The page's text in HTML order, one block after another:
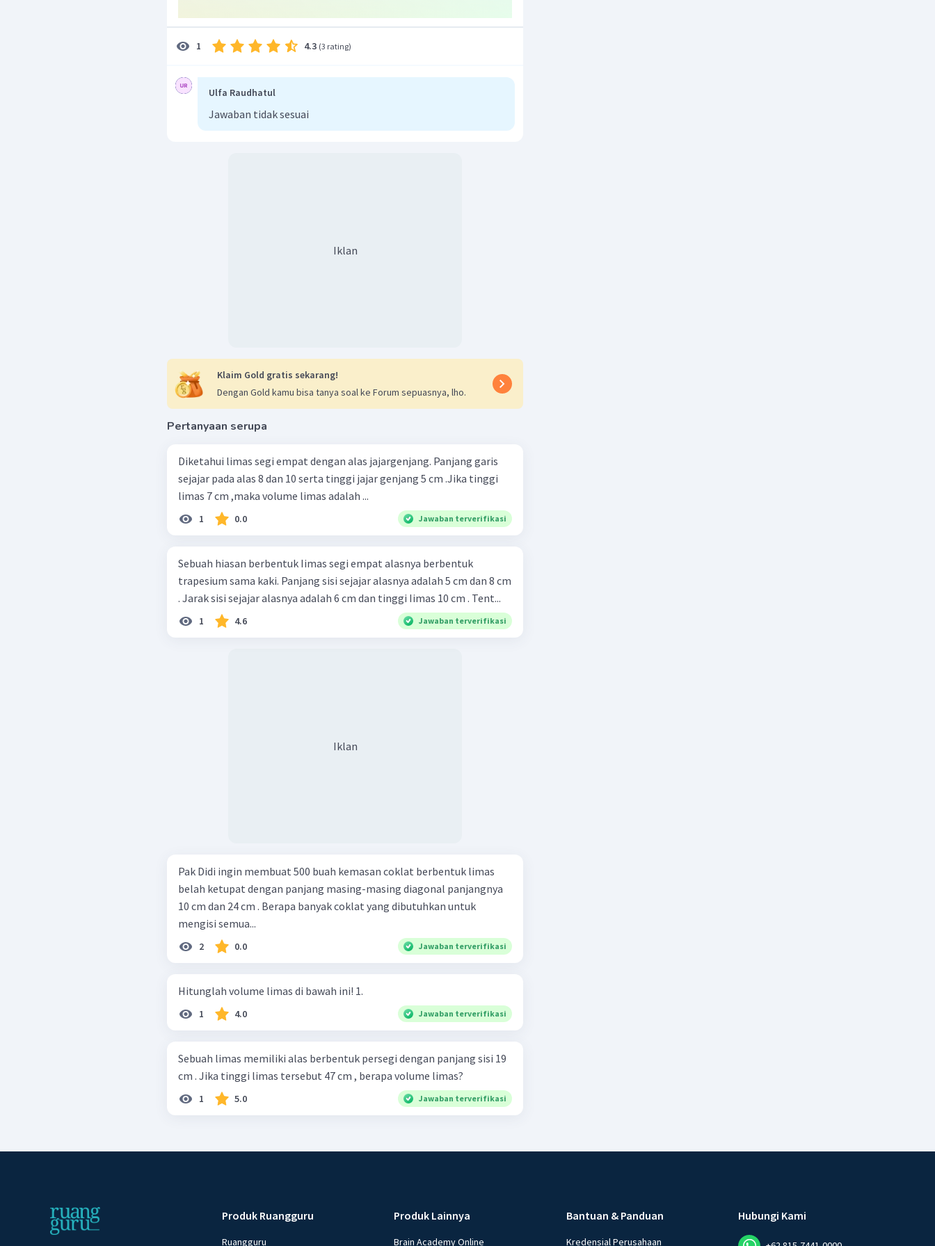
1 4.3 (3 rating)
Ulfa Raudhatul
Jawaban tidak sesuai
Iklan
Klaim Gold gratis sekarang!
Dengan Gold kamu bisa tanya soal ke Forum sepuasnya, lho.
Pertanyaan serupa
Diketahui limas segi empat dengan alas jajargenjang. Panjang garis
sejajar pada alas 8 dan 10 serta tinggi jajar genjang 5 cm .Jika tinggi
limas 7 cm ,maka volume limas adalah ...
1 0.0 Jawaban terverifikasi
Sebuah hiasan berbentuk Iimas segi empat alasnya berbentuk
trapesium sama kaki. Panjang sisi sejajar alasnya adalah 5 cm dan 8 cm
. Jarak sisi sejajar alasnya adalah 6 cm dan tinggi Iimas 10 cm . Tent...
1 4.6 Jawaban terverifikasi
Iklan
Pak Didi ingin membuat 500 buah kemasan coklat berbentuk limas
belah ketupat dengan panjang masing-masing diagonal panjangnya
10 cm dan 24 cm . Berapa banyak coklat yang dibutuhkan untuk
mengisi semua...
2 0.0 Jawaban terverifikasi
Hitunglah volume limas di bawah ini! 1.
1 4.0 Jawaban terverifikasi
Sebuah limas memiliki alas berbentuk persegi dengan panjang sisi 19
cm . Jika tinggi limas tersebut 47 cm , berapa volume limas?
1 5.0 Jawaban terverifikasi
Produk Ruangguru
Ruangguru
Produk Lainnya
Brain Academy Online
Bantuan & Panduan
Kredensial Perusahaan
Hubungi Kami